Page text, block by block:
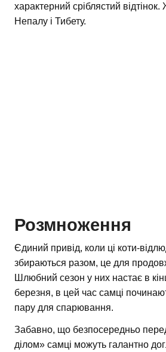
характерний сріблястий
Непалу і Тибету.
Розмноження
Єдиний привід, коли ці коти-
збираються разом, це для
Шлюбний сезон у них настає в
березня, в цей час самці
пару для спарювання.
Забавно, що безпосередньо
ділом» самці можуть галантно